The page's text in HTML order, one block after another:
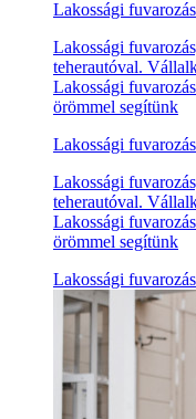
Lakossági fuvarozás
Lakossági
teherautóval.
Lakossági
örömmel segítünk
Lakossági fuvarozás
Lakossági
teherautóval.
Lakossági
örömmel segítünk
Lakossági fuvarozás